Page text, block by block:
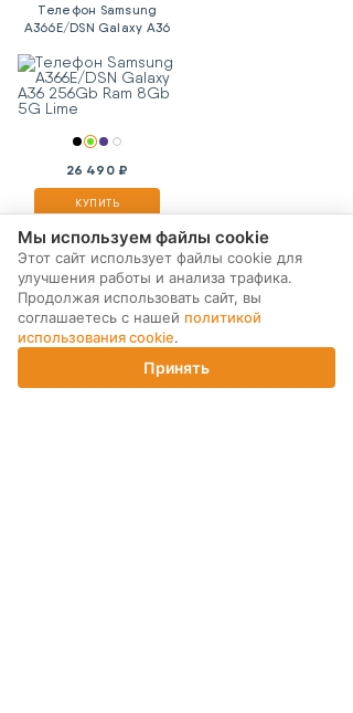
Телефон Samsung
A366E/DSN Galaxy A36
Lime
26 490 ₽
КУПИТЬ
Корзина
Мы используем файлы cookie
Этот сайт использует файлы cookie для
улучшения работы и анализа трафика.
Продолжая использовать сайт, вы
соглашаетесь с нашей политикой
использования cookie.
Принять